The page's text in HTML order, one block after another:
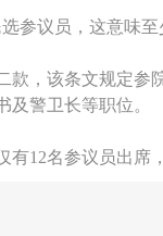
参议员，这意味
款，该条文规定参
及警卫长等职位。
有12名参议员出